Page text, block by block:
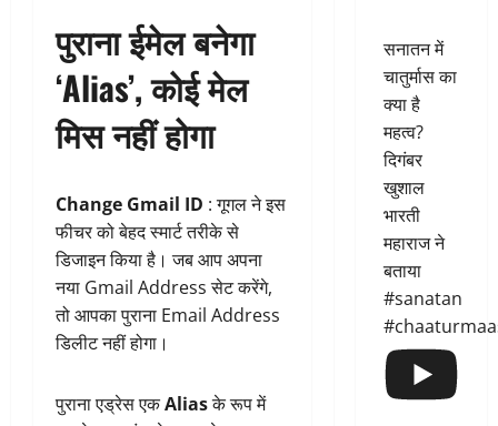
पुराना ईमेल बनेगा
‘Alias’, कोई मेल
मिस नहीं होगा
Change Gmail ID : गूगल ने इस
फीचर को बेहद स्मार्ट तरीके से
डिजाइन किया है। जब आप अपना
नया Gmail Address सेट करेंगे,
तो आपका पुराना Email Address
डिलीट नहीं होगा।
पुराना एड्रेस एकAliasके रूप में
सनातन में
चातुर्मास का
क्या है
महत्व?
दिगंबर
खुशाल
भारती
महाराज ने
बताया
#sanatan